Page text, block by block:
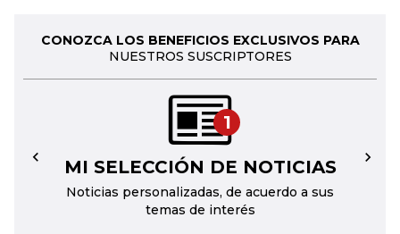
CONOZCA LOS BENEFICIOS EXCLUSIVOS PARA
NUESTROS SUSCRIPTORES
1
MI SELECCIÓN DE NOTICIAS
Noticias personalizadas, de acuerdo a sus
temas de interés
← →